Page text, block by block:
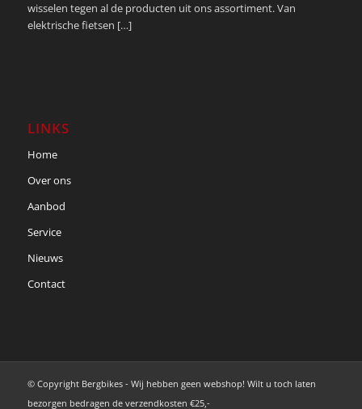
wisselen tegen al de producten uit ons assortiment. Van
elektrische fietsen […]
LINKS
Home
Over ons
Aanbod
Service
Nieuws
Contact
© Copyright Bergbikes - Wij hebben geen webshop! Wilt u toch laten
bezorgen bedragen de verzendkosten €25,-